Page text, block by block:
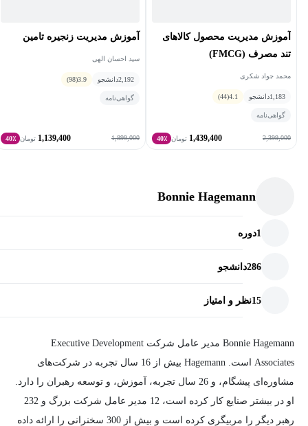
آموزش مدیریت محصول کالاهای
تند مصرف (FMCG)
محمد جواد شکری
1,183دانشجو 4.1
(44)
گواهی‌نامه
2,399,000
1,439,400 تومان 40٪
آموزش مدیریت زنجیره تامین
سید احسان الهی
2,192دانشجو 3.9
(98)
گواهی‌نامه
1,899,000
1,139,400 تومان 40٪
Bonnie Hagemann
1دوره
286دانشجو
15نظر و امتیاز
Bonnie Hagemann مدیر عامل شرکت Executive Development
Associates است. Hagemann بیش از 16 سال تجربه در شرکت‌های
مشاوره‌ای پیشگام، و 26 سال تجربه، آموزش، و توسعه رهبران را دارد.
او در بیشتر صنایع کار کرده ‌است، 12 مدیر عامل شرکت بزرگ و 232
رهبر دیگر را مربیگری کرده ‌است و بیش از 300 سخنرانی را ارائه داده